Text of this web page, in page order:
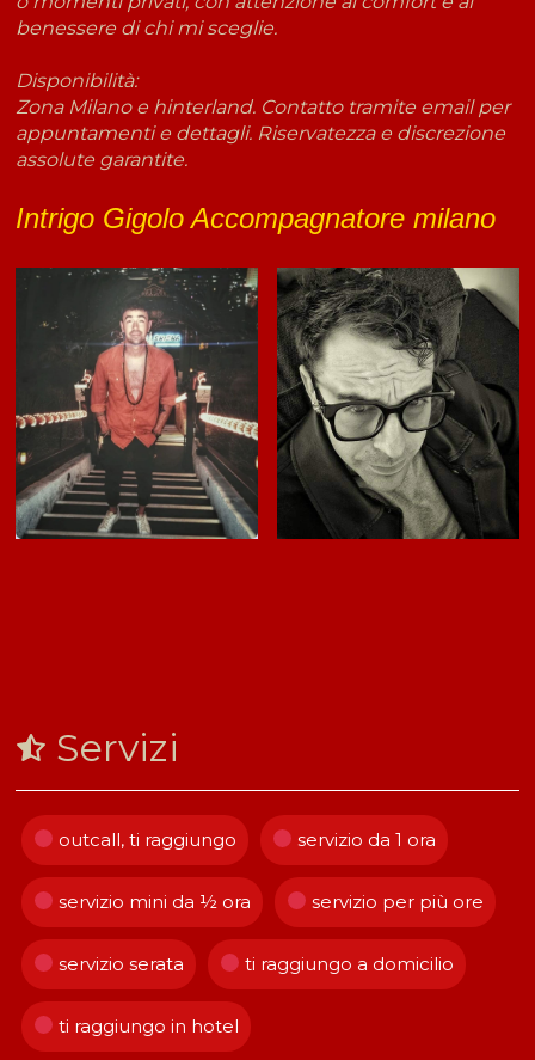
benessere di chi mi sceglie.
Disponibilità:
Zona Milano e hinterland. Contatto tramite email per
appuntamenti e dettagli. Riservatezza e discrezione
assolute garantite.
Intrigo Gigolo Accompagnatore milano
Servizi
outcall, ti raggiungo servizio da 1 ora
servizio mini da ½ ora servizio per più ore
servizio serata ti raggiungo a domicilio
ti raggiungo in hotel